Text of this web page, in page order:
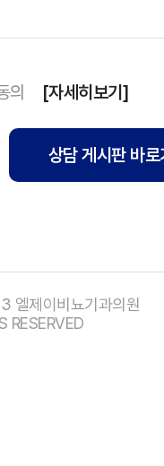
의 [자세히보기]
상담 게시판 바
엘제이비뇨기과의원
RESERVED